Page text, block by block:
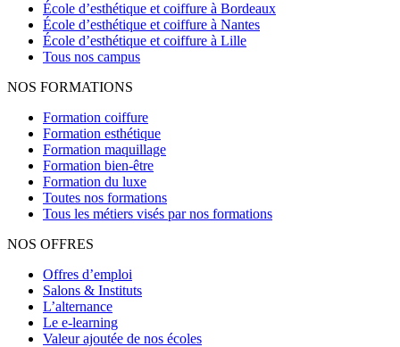
École d’esthétique et coiffure à Bordeaux
École d’esthétique et coiffure à Nantes
École d’esthétique et coiffure à Lille
Tous nos campus
NOS FORMATIONS
Formation coiffure
Formation esthétique
Formation maquillage
Formation bien-être
Formation du luxe
Toutes nos formations
Tous les métiers visés par nos formations
NOS OFFRES
Offres d’emploi
Salons & Instituts
L’alternance
Le e-learning
Valeur ajoutée de nos écoles